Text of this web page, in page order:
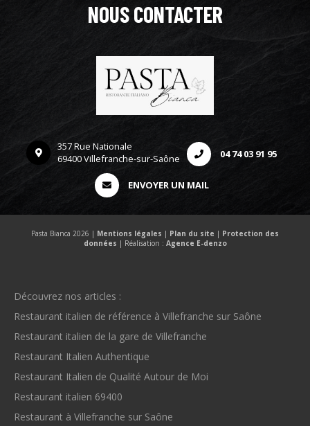
NOUS CONTACTER
357 Rue Nationale
69400 Villefranche-sur-Saône
04 74 03 91 95
ENVOYER UN MAIL
Pasta Bianca 2026 | Mentions légales | Plan du site | Protection des
données | Réalisation : Agence E-denzo
Découvrez nos articles :
Restaurant italien de référence à Villefranche sur Saône
Restaurant italien de la gare de Villefranche
Restaurant Italien Authentique
Restaurant Italien de Qualité Autour de Moi
Restaurant italien 69400
Restaurant à Villefranche sur Saône